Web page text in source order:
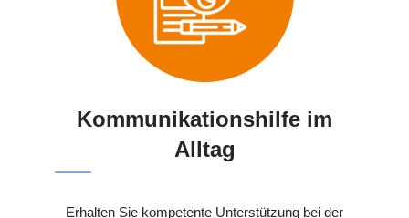
Kommunikationshilfe im
Alltag
Erhalten Sie kompetente Unterstützung bei der